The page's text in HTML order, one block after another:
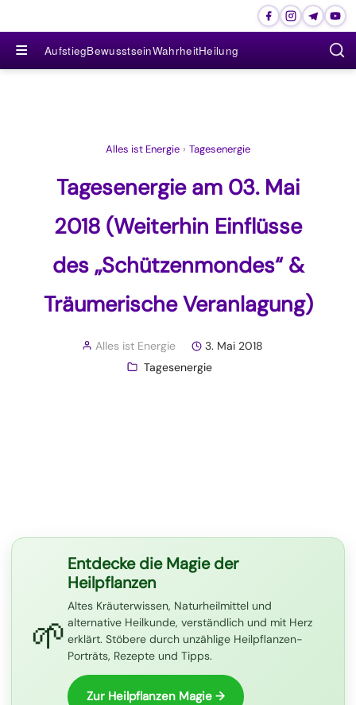
≡ AufstiegBewusstseinWahrheitHeilung
Alles ist Energie › Tagesenergie
Tagesenergie am 03. Mai
2018 (Weiterhin Einflüsse
des „Schützenmondes“ &
Träumerische Veranlagung)
Alles ist Energie
3. Mai 2018
Tagesenergie
🌱
Entdecke die Magie der
Heilpflanzen
Altes Kräuterwissen, Naturheilmittel und
alternative Heilkunde, verständlich und mit Herz
erklärt. Stöbere durch unzählige Heilpflanzen-
Porträts, Rezepte und Tipps.
Zur Heilpflanzen Magie →